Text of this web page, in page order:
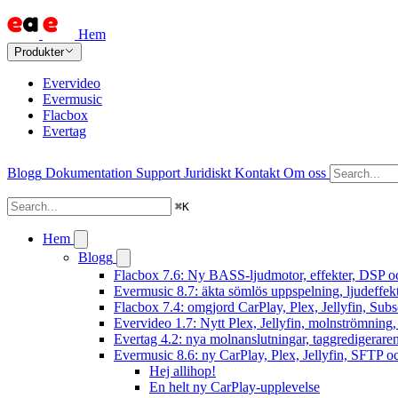
Hem
Produkter
Evervideo
Evermusic
Flacbox
Evertag
Blogg Dokumentation Support Juridiskt Kontakt Om oss
⌘K
Hem
Blogg
Flacbox 7.6: Ny BASS-ljudmotor, effekter, DSP
Evermusic 8.7: äkta sömlös uppspelning,
Flacbox 7.4: omgjord CarPlay, Plex, Jellyfin,
Evervideo 1.7: Nytt Plex, Jellyfin, molnströmning,
Evertag 4.2: nya molnanslutningar,
Evermusic 8.6: ny CarPlay, Plex, Jellyfin, SFTP
Hej allihop!
En helt ny CarPlay-upplevelse